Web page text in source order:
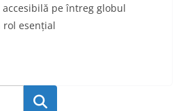
pe întreg globul
rol esențial
Caută